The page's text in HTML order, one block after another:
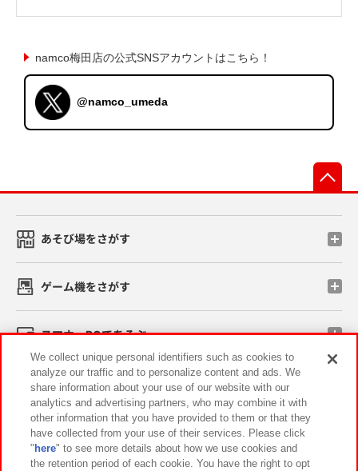
namco梅田店の公式SNSアカウントはこちら！
@namco_umeda
あそび場をさがす
ゲーム機をさがす
スマホ・PCであそぶ
イベント・キャンペーン
関連会社 サステナビリティ サイトポリシー
We collect unique personal identifiers such as cookies to
analyze our traffic and to personalize content and ads. We
share information about your use of our website with our
analytics and advertising partners, who may combine it with
other information that you have provided to them or that they
have collected from your use of their services. Please click
" here" to see more details about how we use cookies and
the retention period of each cookie. You have the right to opt